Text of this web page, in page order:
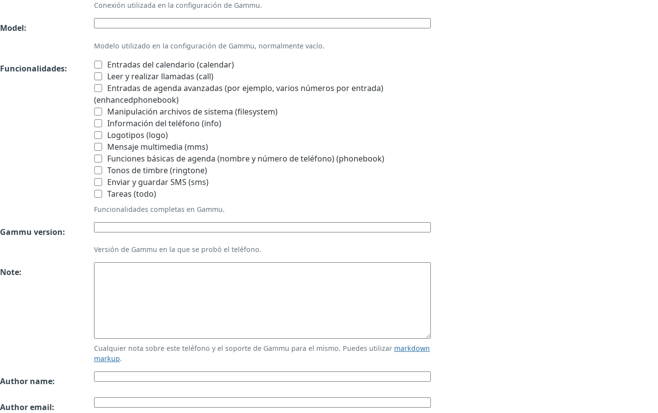
Conexión utilizada en la configuración de Gammu.
Model:
Modelo utilizado en la configuración de Gammu, normalmente vacío.
Funcionalidades:
Entradas del calendario (calendar)
Leer y realizar llamadas (call)
Entradas de agenda avanzadas (por ejemplo, varios números por entrada)
(enhancedphonebook)
Manipulación archivos de sistema (filesystem)
Información del teléfono (info)
Logotipos (logo)
Mensaje multimedia (mms)
Funciones básicas de agenda (nombre y número de teléfono) (phonebook)
Tonos de timbre (ringtone)
Enviar y guardar SMS (sms)
Tareas (todo)
Funcionalidades completas en Gammu.
Gammu version:
Versión de Gammu en la que se probó el teléfono.
Note:
Cualquier nota sobre este teléfono y el soporte de Gammu para el mismo. Puedes utilizar markdown
markup.
Author name:
Author email: